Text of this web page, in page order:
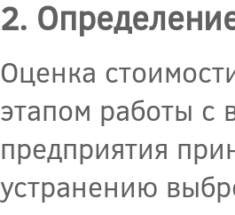
2.
Оценка
этапом работы с
предприятия
устранению